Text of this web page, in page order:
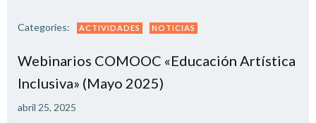
Categories: ACTIVIDADES NOTICIAS
Webinarios COMOOC «Educación Artística
Inclusiva» (Mayo 2025)
abril 25, 2025